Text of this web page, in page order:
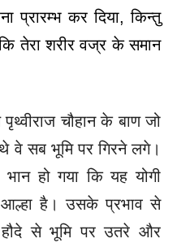
प्रारम्भ कर दिया, किन्तु
तेरा शरीर वज्र के समान
चौहान के बाण जो
वे सब भूमि पर गिरने लगे।
हो गया कि यह योगी
आल्हा है। उसके प्रभाव से
हौदे से भूमि पर उतरे और